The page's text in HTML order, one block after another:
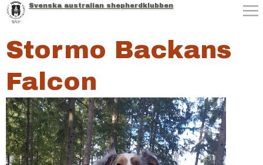
Jump to navigation
Svenska australian shepherdklubben
Stormo Backans
Falcon